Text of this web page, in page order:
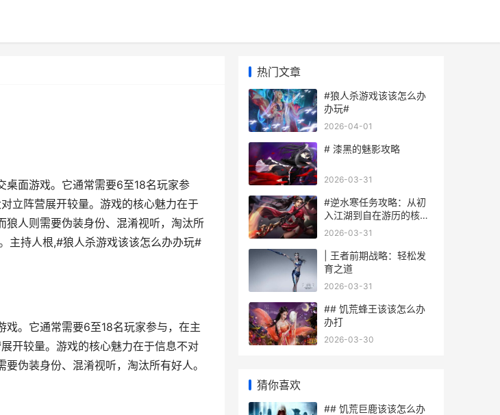
桌面游戏。它通常需要6至18名玩家参
立阵营展开较量。游戏的核心魅力在于
狼人则需要伪装身份、混淆视听，淘汰所
主持人根,#狼人杀游戏该该怎么办办玩#
。它通常需要6至18名玩家参与，在主
开较量。游戏的核心魅力在于信息不对
伪装身份、混淆视听，淘汰所有好人。
热门文章
#狼人杀游戏该该怎么办
办玩#
2026-04-01
# 漆黑的魅影攻略
2026-03-31
#逆水寒任务攻略：从初
入江湖到自在游历的核心
指南#
2026-03-31
| 王者前期战略：轻松发
育之道
2026-03-31
## 饥荒蜂王该该怎么办
办打
2026-03-30
猜你喜欢
## 饥荒巨鹿该该怎么办